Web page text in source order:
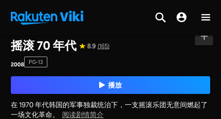
摇滚 70 年代 8.9 (165)
2008 PG-13
播放
在 1970 年代韩国的军事独裁统治下，一支摇滚乐团无意间燃起了
一场文化革命。
阅读剧情简介